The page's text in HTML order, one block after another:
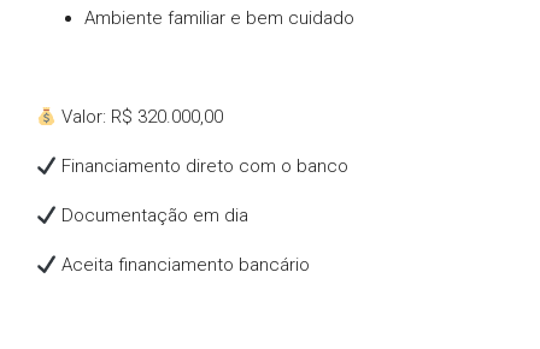
Ambiente familiar e bem cuidado
Valor: R$ 320.000,00
Financiamento direto com o banco
Documentação em dia
Aceita financiamento bancário